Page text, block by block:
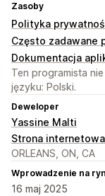
Zasoby
Polityka
Często zadawane
Dokumentacja
Ten programista
języku: Polski.
Deweloper
Yassine Malti
Strona internetowa
ORLEANS, ON, CA
Wprowadzenie na
16 maj 2025